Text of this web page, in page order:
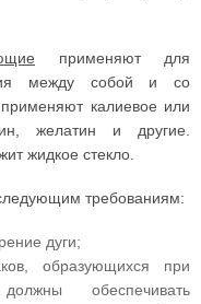
применяют для
между собой и со
калиевое или
желатин и другие.
жидкое стекло.
требованиям:
дуги;
образующихся при
обеспечивать